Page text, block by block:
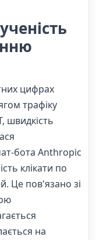
цифрах
трафіку
швидкість
бота Anthropic
клікати по
Це пов'язано зі
на